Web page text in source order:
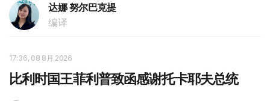
达娜 努尔巴克提
编译
17:36, 08 8月 2026
比利时国王菲利普致函感谢托卡耶夫总统